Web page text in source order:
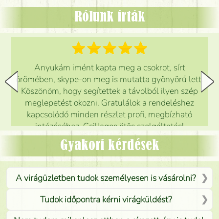
Rólunk írták
Anyukám imént kapta meg a csokrot, sírt
örömében, skype-on meg is mutatta gyönyörű lett.
Köszönöm, hogy segítettek a távolból ilyen szép
meglepetést okozni. Gratulálok a rendeléshez
kapcsolódó minden részlet profi, megbízható
intézéséhez. Csillagos ötös szolgáltatás!
Mónika
Gyakori kérdések
A virágüzletben tudok személyesen is vásárolni?
Tudok időpontra kérni virágküldést?